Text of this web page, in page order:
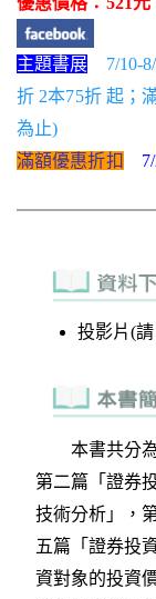
主題書展
7/10-
折 2本75折 起；
為止)
滿額優惠折扣
投影片(